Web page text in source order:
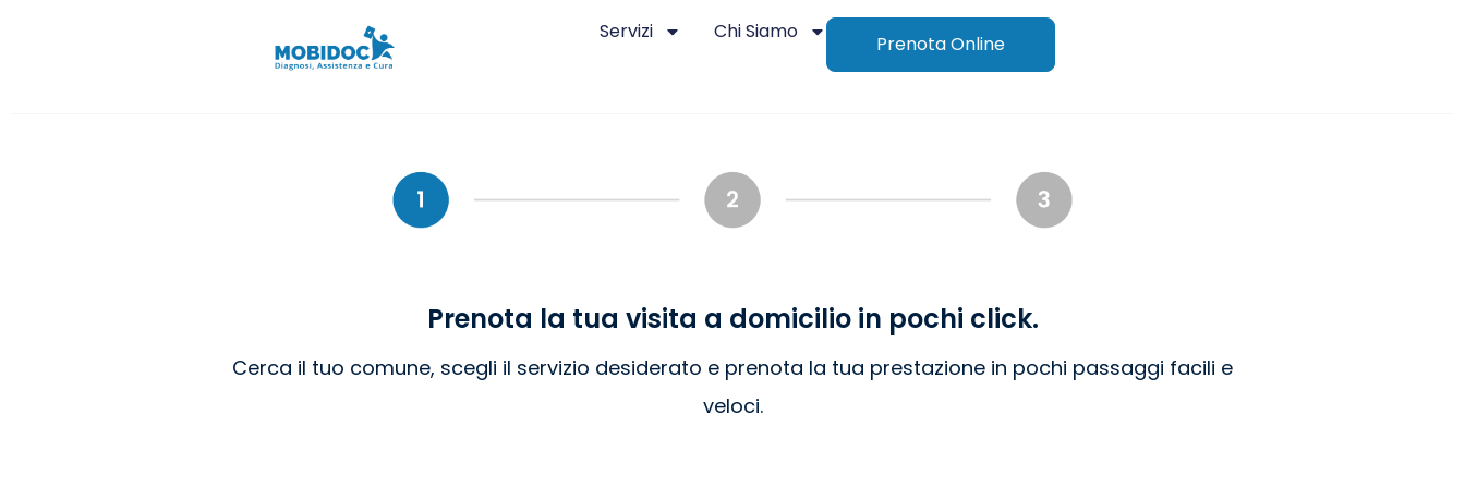
Servizi Chi Siamo
Prenota Online
Prenota la tua visita a domicilio in pochi click.
Cerca il tuo comune, scegli il servizio desiderato e prenota la tua prestazione in pochi passaggi facili e
veloci.